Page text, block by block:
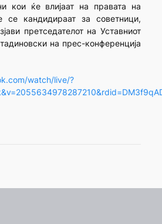
кои ќе влијаат на правата на
се кандидираат за советници,
претседателот на Уставниот
на прес-конференција
watch/live/?